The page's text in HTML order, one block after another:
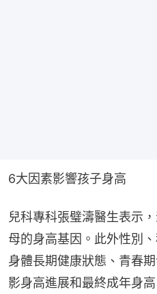
6大因素影響孩子身高
兒科專科張璧濤醫生表示
母的身高基因。此外性別
身體長期健康狀態、青春
影身高進展和最終成年身